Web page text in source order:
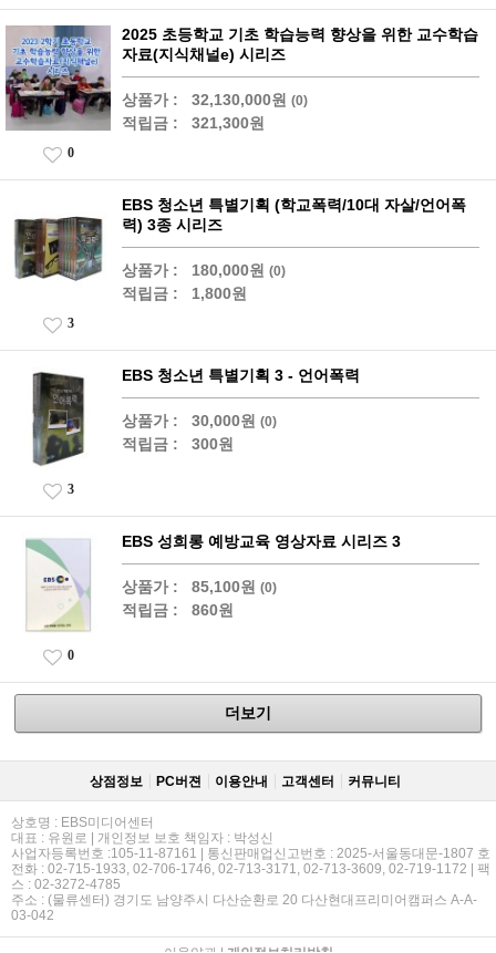
2025 초등학교 기초 학습능력 향상을 위한 교수학습
자료(지식채널e) 시리즈
상품가 : 32,130,000원 (0)
적립금 : 321,300원
0
EBS 청소년 특별기획 (학교폭력/10대 자살/언어폭
력) 3종 시리즈
상품가 : 180,000원 (0)
적립금 : 1,800원
3
EBS 청소년 특별기획 3 - 언어폭력
상품가 : 30,000원 (0)
적립금 : 300원
3
EBS 성희롱 예방교육 영상자료 시리즈 3
상품가 : 85,100원 (0)
적립금 : 860원
0
더보기
상점정보 PC버젼 이용안내 고객센터 커뮤니티
상호명 : EBS미디어센터
대표 : 유원로 | 개인정보 보호 책임자 : 박성신
사업자등록번호 :105-11-87161 | 통신판매업신고번호 : 2025-서울동대문-1807 호
전화 : 02-715-1933, 02-706-1746, 02-713-3171, 02-713-3609, 02-719-1172 | 팩
스 : 02-3272-4785
주소 : (물류센터) 경기도 남양주시 다산순환로 20 다산현대프리미어캠퍼스 A-A-
03-042